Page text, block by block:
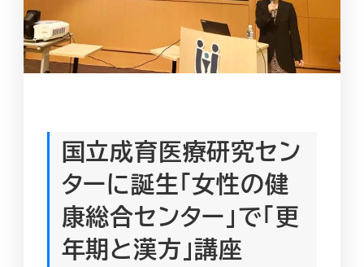
国立成育医療研究セン
ターに誕生「女性の健
康総合センター」で「更
年期と漢方」講座